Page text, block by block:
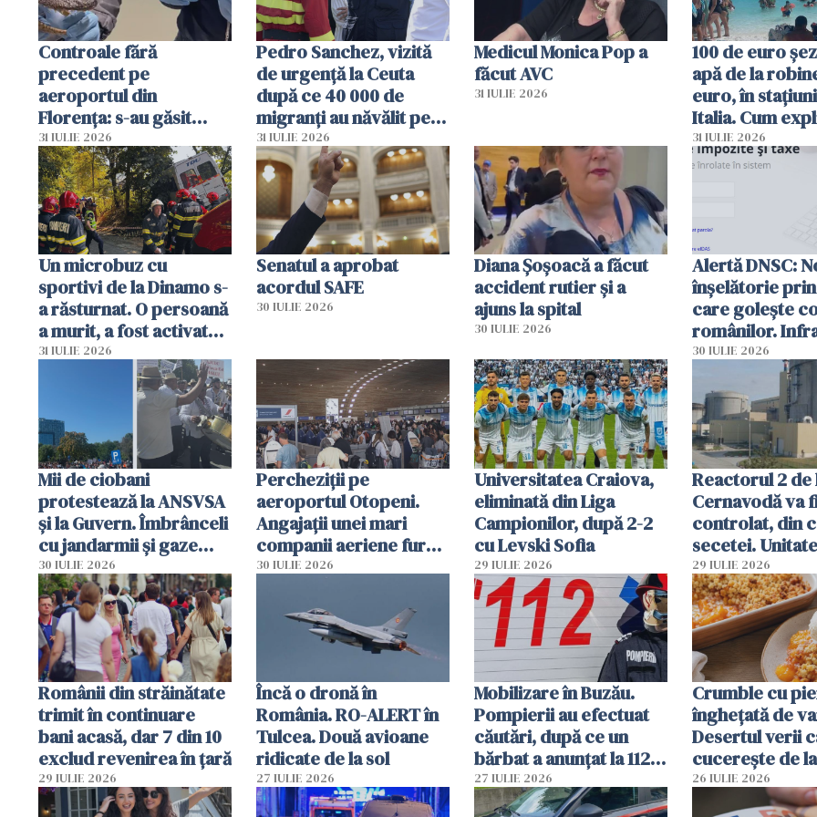
Controale fără
precedent pe
aeroportul din
Florența: s-au găsit
capete de aligator și o
sumă imensă de bani
31 IULIE 2026
Pedro Sanchez, vizită
de urgență la Ceuta
după ce 40 000 de
migranți au năvălit pe
teritoriul spaniol: „Vom
mobiliza toate
resursele"
31 IULIE 2026
Medicul Monica Pop a
făcut AVC
31 IULIE 2026
100 de euro
apă de la
euro, în
Italia. Cum
autoritățile
31 IULIE 2026
Un microbuz cu
sportivi de la Dinamo s-
a răsturnat. O persoană
a murit, a fost activat
planul roșu de
31 IULIE 2026
Senatul a aprobat
acordul SAFE
30 IULIE 2026
Diana Șoșoacă a făcut
accident rutier și a
ajuns la spital
30 IULIE 2026
Alertă DNSC:
înșelătorie prin
care golește
românilor.
folosesc
Ghișeul.ro și
Române
30 IULIE 2026
Mii de ciobani
protestează la ANSVSA
și la Guvern. Îmbrânceli
cu jandarmii și gaze
lacrimogene
30 IULIE 2026
Percheziții pe
aeroportul Otopeni.
Angajații unei mari
companii aeriene furau
parfumuri, ceasuri și
vânzării
30 IULIE 2026
Universitatea Craiova,
eliminată din Liga
Campionilor, după 2-2
cu Levski Sofia
29 IULIE 2026
Reactorul 2 de
Cernavodă va
controlat, din
secetei.
deja oprită
29 IULIE 2026
Românii din străinătate
trimit în continuare
bani acasă, dar 7 din 10
exclud revenirea în țară
29 IULIE 2026
Încă o dronă în
România. RO-ALERT în
Tulcea. Două avioane
ridicate de la sol
27 IULIE 2026
Mobilizare în Buzău.
Pompierii au efectuat
căutări, după ce un
bărbat a anunțat la 112
că a văzut un obiect
luminos
27 IULIE 2026
Crumble cu
înghețată de
Desertul verii
cucerește de
lingură
26 IULIE 2026